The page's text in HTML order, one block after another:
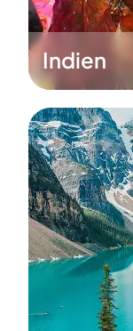
Indien